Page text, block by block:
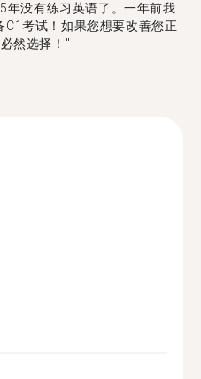
年没有练习英语了。一年前我
考试！如果您想要改善您正
然选择！"